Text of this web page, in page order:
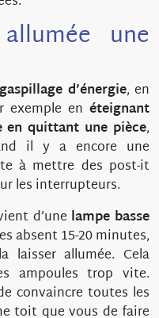
une
gaspillage d’énergie, en
exemple en éteignant
en quittant une pièce,
il y a encore une
à mettre des post-it
les interrupteurs.
d’une lampe basse
absent 15-20 minutes,
laisser allumée. Cela
ampoules trop vite.
convaincre toutes les
toit que vous de faire